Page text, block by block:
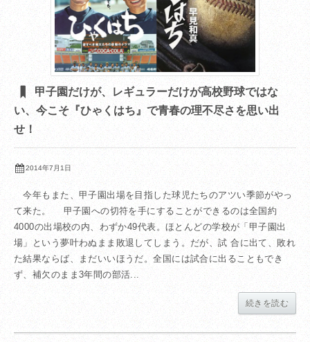
甲子園だけが、レギュラーだけが高校野球ではな
い、今こそ『ひゃくはち』で青春の理不尽さを思い出
せ！
2014年7月1日
今年もまた、甲子園出場を目指した球児たちのアツい季節がやっ
て来た。 甲子園への切符を手にすることができるのは全国約
4000の出場校の内、わずか49代表。ほとんどの学校が「甲子園出
場」という夢叶わぬまま敗退してしまう。だが、試 合に出て、敗れ
た結果ならば、まだいいほうだ。全国には試合に出ることもでき
ず、補欠のまま3年間の部活...
続きを読む